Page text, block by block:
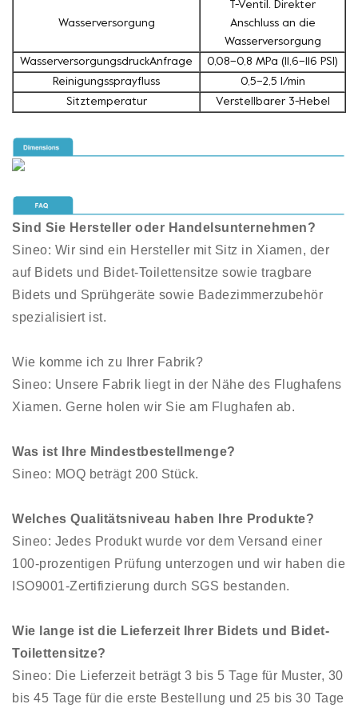
Wasserversorgung
T-Ventil. Direkter
Anschluss an die
Wasserversorgung
WasserversorgungsdruckAnfrage
0,08–0,8 MPa (11,6–116 PSI)
Reinigungssprayfluss
0,5–2,5 l/min
Sitztemperatur
Verstellbarer 3-Hebel
Sind Sie Hersteller oder Handelsunternehmen?
Sineo: Wir sind ein Hersteller mit Sitz in Xiamen, der
auf Bidets und Bidet-Toilettensitze sowie tragbare
Bidets und Sprühgeräte sowie Badezimmerzubehör
spezialisiert ist.
Wie komme ich zu Ihrer Fabrik?
Sineo: Unsere Fabrik liegt in der Nähe des Flughafens
Xiamen. Gerne holen wir Sie am Flughafen ab.
Was ist Ihre Mindestbestellmenge?
Sineo: MOQ beträgt 200 Stück.
Welches Qualitätsniveau haben Ihre Produkte?
Sineo: Jedes Produkt wurde vor dem Versand einer
100-prozentigen Prüfung unterzogen und wir haben die
ISO9001-Zertifizierung durch SGS bestanden.
Wie lange ist die Lieferzeit Ihrer Bidets und Bidet-
Toilettensitze?
Sineo: Die Lieferzeit beträgt 3 bis 5 Tage für Muster, 30
bis 45 Tage für die erste Bestellung und 25 bis 30 Tage